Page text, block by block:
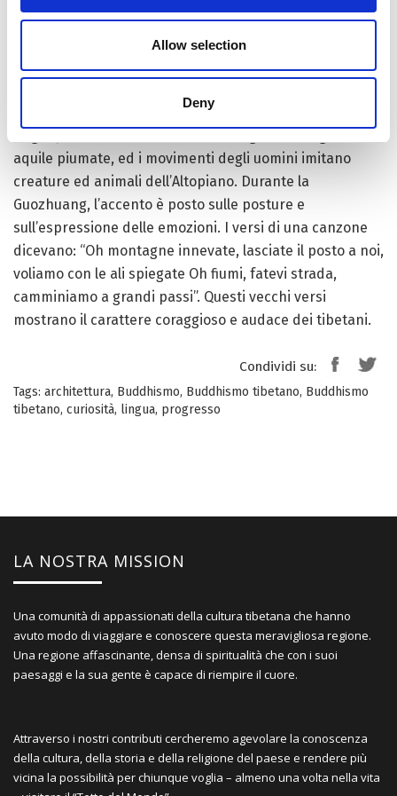
Allow selection
Deny
sinistra da destra, e le loro mani e i loro piedi si
muovono nella stessa direzione. Il canto sonoro
produce un effetto magnifico.
Guozhuangsono agili e vigorosi. I
aquile piumate, ed i movimenti degli uomini imitano
creature ed animali dell’Altopiano. Durante la
Guozhuang, l’accento è posto sulle posture e
sull’espressione delle emozioni. I versi di una canzone
dicevano: “Oh montagne innevate, lasciate il posto a noi,
voliamo con le ali spiegate Oh fiumi, fatevi strada,
camminiamo a grandi passi”. Questi vecchi versi
mostrano il carattere coraggioso e audace dei tibetani.
Condividi su:
Tags: architettura, Buddhismo, Buddhismo tibetano, Buddhismo
tibetano, curiosità, lingua, progresso
LA NOSTRA MISSION
Una comunità di appassionati della cultura tibetana che hanno
avuto modo di viaggiare e conoscere questa meravigliosa regione.
Una regione affascinante, densa di spiritualità che con i suoi
paesaggi e la sua gente è capace di riempire il cuore.
Attraverso i nostri contributi cercheremo agevolare la conoscenza
della cultura, della storia e della religione del paese e rendere più
vicina la possibilità per chiunque voglia – almeno una volta nella vita